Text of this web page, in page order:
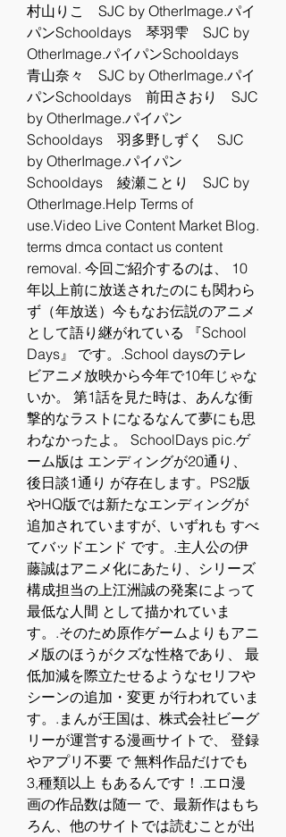
村山りこ　SJC by OtherImage.パイ
パンSchooldays　琴羽雫　SJC by
OtherImage.パイパンSchooldays
青山奈々　SJC by OtherImage.パイ
パンSchooldays　前田さおり　SJC
by OtherImage.パイパン
Schooldays　羽多野しずく　SJC
by OtherImage.パイパン
Schooldays　綾瀬ことり　SJC by
OtherImage.Help Terms of
use.Video Live Content Market Blog.
terms dmca contact us content
removal. 今回ご紹介するのは、 10
年以上前に放送されたのにも関わら
ず（年放送）今もなお伝説のアニメ
として語り継がれている 『School
Days』 です。.School daysのテレ
ビアニメ放映から今年で10年じゃな
いか。 第1話を見た時は、あんな衝
撃的なラストになるなんて夢にも思
わなかったよ。 SchoolDays pic.ゲ
ーム版は エンディングが20通り、
後日談1通り が存在します。PS2版
やHQ版では新たなエンディングが
追加されていますが、いずれも すべ
てバッドエンド です。.主人公の伊
藤誠はアニメ化にあたり、シリーズ
構成担当の上江洲誠の発案によって
最低な人間 として描かれていま
す。.そのため原作ゲームよりもアニ
メ版のほうがクズな性格であり、 最
低加減を際立たせるようなセリフや
シーンの追加・変更 が行われていま
す。.まんが王国は、株式会社ビーグ
リーが運営する漫画サイトで、 登録
やアプリ不要 で 無料作品だけでも
3,種類以上 もあるんです！.エロ漫
画の作品数は随一 で、最新作はもち
ろん、他のサイトでは読むことが出